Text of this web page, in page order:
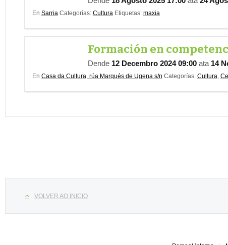
En Sarria Categorías: Cultura Etiquetas: maxia
Formación en
Dende 12 Decembro 2024 09:00 ata 14
En Casa da Cultura, rúa Marqués de Ugena s/n Categorías: Cultura,
VOLVER AO INICIO